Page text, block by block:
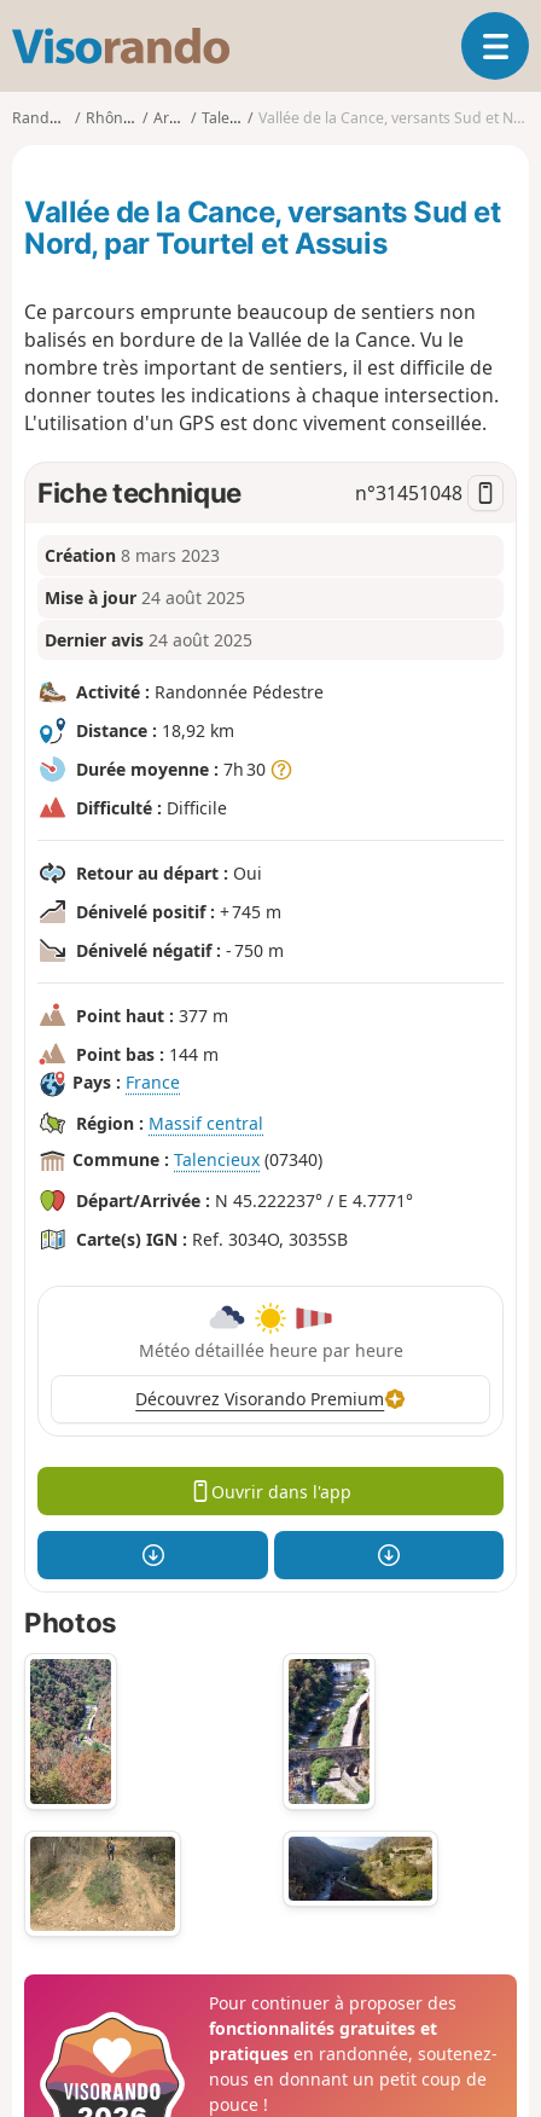
s
o
d
o
O
u
v
l
o
n
Randonnées Rhône-Alpes Ardèche Talencieux Vallée de la Cance, versants Sud et Nord, par Tourtel et Assuis
Vallée de la Cance, versants Sud et
Nord, par Tourtel et Assuis
Ce parcours emprunte beaucoup de sentiers non
balisés en bordure de la Vallée de la Cance. Vu le
nombre très important de sentiers, il est difficile de
donner toutes les indications à chaque intersection.
L'utilisation d'un GPS est donc vivement conseillée.
Fiche technique n°31451048
Création 8 mars 2023
Mise à jour 24 août 2025
Dernier avis 24 août 2025
Activité : Randonnée Pédestre
Distance : 18,92 km
Durée moyenne : 7h 30
Difficulté : Difficile
Retour au départ : Oui
Dénivelé positif : + 745 m
Dénivelé négatif : - 750 m
Point haut : 377 m
Point bas : 144 m
Pays : France
Région : Massif central
Commune : Talencieux (07340)
Départ/Arrivée : N 45.222237° / E 4.7771°
Carte(s) IGN : Ref. 3034O, 3035SB
Météo détaillée heure par heure
Découvrez Visorando Premium
Ouvrir dans l'app
Photos
Pour continuer à proposer des
fonctionnalités gratuites et
pratiquesen randonnée, soutenez-
nous en donnant un petit coup de
pouce !